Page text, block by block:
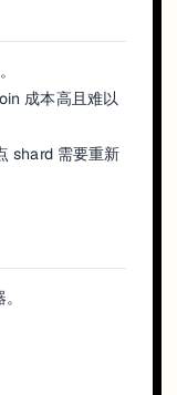
成本高且难以
shard 需要重新